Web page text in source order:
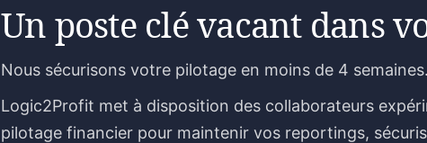
Un poste clé vacant dans
Nous sécurisons votre pilotage en moins de 4 semaines.
Logic2Profit met à disposition des collaborateurs
pilotage financier pour maintenir vos reportings,